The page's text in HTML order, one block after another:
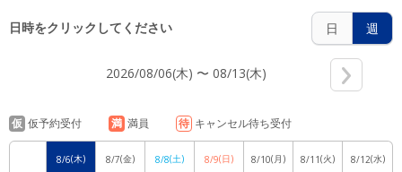
日時をクリックしてください 日 週
2026/08/06(木) 〜 08/13(木)
仮 仮予約受付 満 満員 待 キャンセル待ち受付
8/6(木) 8/7(金) 8/8(土) 8/9(日) 8/10(月) 8/11(火) 8/12(水)